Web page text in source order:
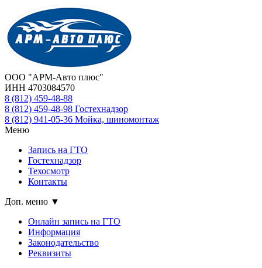
ООО "АРМ-Авто плюс"
ИНН 4703084570
8 (812) 459-48-88
8 (812) 459-48-98 Гостехнадзор
8 (812) 941-05-36 Мойка, шиномонтаж
Меню
Запись на ГТО
Гостехнадзор
Техосмотр
Контакты
Доп. меню ▼
Онлайн запись на ГТО
Информация
Законодательство
Реквизиты